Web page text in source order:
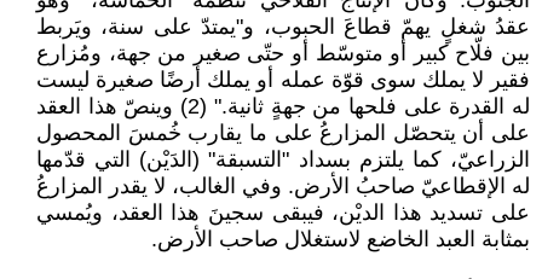
عقدُ شغلٍ يهمّ قطاعَ الحبوب، و"يمتدّ على سنة، ويَربط
بين فلّاح كبير أو متوسّط أو حتّى صغير من جهة، ومُزارع
فقير لا يملك سوى قوّة عمله أو يملك أرضًا صغيرة ليست
له القدرة على فلحها من جهةٍ ثانية." (2) وينصّ هذا العقد
على أن يتحصّل المزارعُ على ما يقارب خُمسَ المحصول
الزراعيّ، كما يلتزم بسداد "التسبقة" (الدَيْن) التي قدّمها
له الإقطاعيّ صاحبُ الأرض. وفي الغالب، لا يقدر المزارعُ
على تسديد هذا الديْن، فيبقى سجينَ هذا العقد، ويُمسي
بمثابة العبد الخاضع لاستغلال صاحب الأرض.